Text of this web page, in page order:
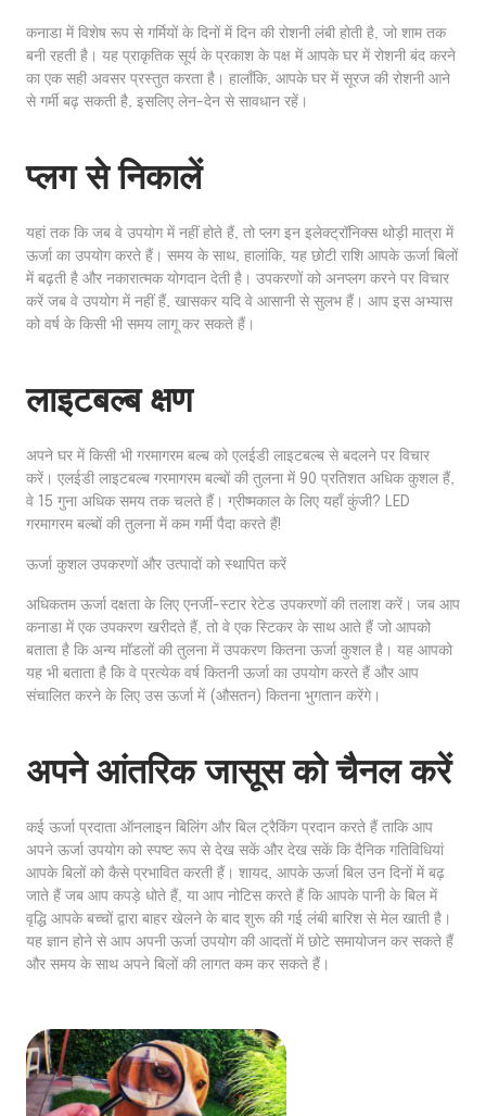
कनाडा में विशेष रूप से गर्मियों के दिनों में दिन की रोशनी लंबी होती है, जो शाम तक
बनी रहती है। यह प्राकृतिक सूर्य के प्रकाश के पक्ष में आपके घर में रोशनी बंद करने
का एक सही अवसर प्रस्तुत करता है। हालाँकि, आपके घर में सूरज की रोशनी आने
से गर्मी बढ़ सकती है, इसलिए लेन-देन से सावधान रहें।
प्लग से निकालें
यहां तक कि जब वे उपयोग में नहीं होते हैं, तो प्लग इन इलेक्ट्रॉनिक्स थोड़ी मात्रा में
ऊर्जा का उपयोग करते हैं। समय के साथ, हालांकि, यह छोटी राशि आपके ऊर्जा बिलों
में बढ़ती है और नकारात्मक योगदान देती है। उपकरणों को अनप्लग करने पर विचार
करें जब वे उपयोग में नहीं हैं, खासकर यदि वे आसानी से सुलभ हैं। आप इस अभ्यास
को वर्ष के किसी भी समय लागू कर सकते हैं।
लाइटबल्ब क्षण
अपने घर में किसी भी गरमागरम बल्ब को एलईडी लाइटबल्ब से बदलने पर विचार
करें। एलईडी लाइटबल्ब गरमागरम बल्बों की तुलना में 90 प्रतिशत अधिक कुशल हैं,
वे 15 गुना अधिक समय तक चलते हैं। ग्रीष्मकाल के लिए यहाँ कुंजी? LED
गरमागरम बल्बों की तुलना में कम गर्मी पैदा करते हैं!
ऊर्जा कुशल उपकरणों और उत्पादों को स्थापित करें
अधिकतम ऊर्जा दक्षता के लिए एनर्जी-स्टार रेटेड उपकरणों की तलाश करें। जब आप
कनाडा में एक उपकरण खरीदते हैं, तो वे एक स्टिकर के साथ आते हैं जो आपको
बताता है कि अन्य मॉडलों की तुलना में उपकरण कितना ऊर्जा कुशल है। यह आपको
यह भी बताता है कि वे प्रत्येक वर्ष कितनी ऊर्जा का उपयोग करते हैं और आप
संचालित करने के लिए उस ऊर्जा में (औसतन) कितना भुगतान करेंगे।
अपने आंतरिक जासूस को चैनल करें
कई ऊर्जा प्रदाता ऑनलाइन बिलिंग और बिल ट्रैकिंग प्रदान करते हैं ताकि आप
अपने ऊर्जा उपयोग को स्पष्ट रूप से देख सकें और देख सकें कि दैनिक गतिविधियां
आपके बिलों को कैसे प्रभावित करती हैं। शायद, आपके ऊर्जा बिल उन दिनों में बढ़
जाते हैं जब आप कपड़े धोते हैं, या आप नोटिस करते हैं कि आपके पानी के बिल में
वृद्धि आपके बच्चों द्वारा बाहर खेलने के बाद शुरू की गई लंबी बारिश से मेल खाती है।
यह ज्ञान होने से आप अपनी ऊर्जा उपयोग की आदतों में छोटे समायोजन कर सकते हैं
और समय के साथ अपने बिलों की लागत कम कर सकते हैं।